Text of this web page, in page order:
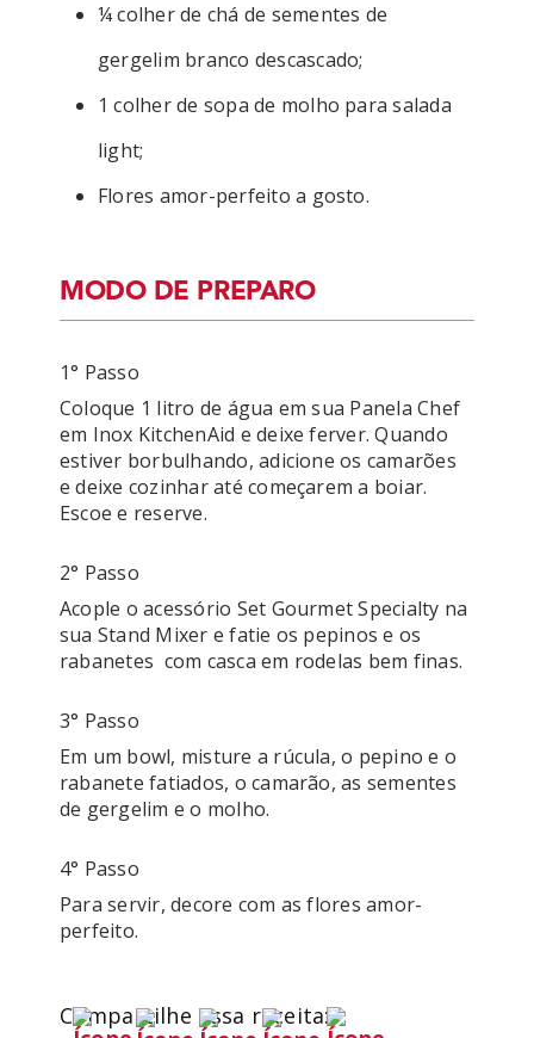
¼ colher de chá de sementes de
gergelim branco descascado;
1 colher de sopa de molho para salada
light;
Flores amor-perfeito a gosto.
MODO DE PREPARO
1° Passo
Coloque 1 litro de água em sua Panela Chef
em Inox KitchenAid e deixe ferver. Quando
estiver borbulhando, adicione os camarões
e deixe cozinhar até começarem a boiar.
Escoe e reserve.
2° Passo
Acople o acessório Set Gourmet Specialty na
sua Stand Mixer e fatie os pepinos e os
rabanetes  com casca em rodelas bem finas.
3° Passo
Em um bowl, misture a rúcula, o pepino e o
rabanete fatiados, o camarão, as sementes
de gergelim e o molho.
4° Passo
Para servir, decore com as flores amor-
Compartilhe essa receita: